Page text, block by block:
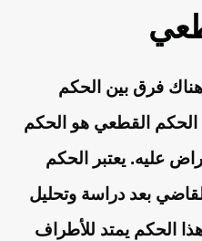
فرق بين الحكم
القطعي هو الحكم
عليه. يعتبر الحكم
بعد دراسة وتحليل
الحكم يمتد للأطراف